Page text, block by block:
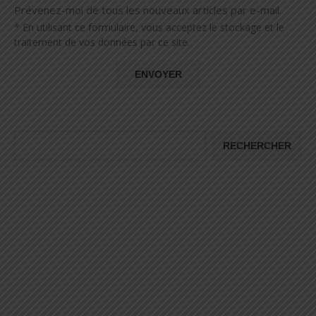
Prévenez-moi de tous les nouveaux articles par e-mail.
* En utilisant ce formulaire, vous acceptez le stockage et le
traitement de vos données par ce site.
RECHERCHER